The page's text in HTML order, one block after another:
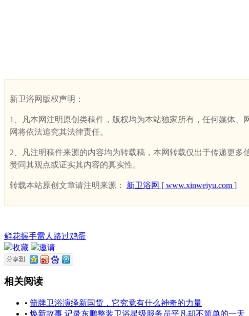
新卫浴网版权声明：
1、凡本网注明原创类稿件，版权均为本站独家所有，任何媒体、
网将依法追究其法律责任。
2、凡注明稿件来源的内容均为转载稿，本网转载仅出于传递更
赞同其观点或证实其内容的真实性。
转载本站原创文章请注明来源： 新卫浴网 [ www.xinweiyu.com ]
鲜花握手雷人 路过鸡蛋
收藏
邀请
相关阅读
• 箭牌卫浴演绎新国货，它究竟有什么神奇的力量
• 焕新故事 记录东鹏整装卫浴星级服务员平凡却不简单的一天